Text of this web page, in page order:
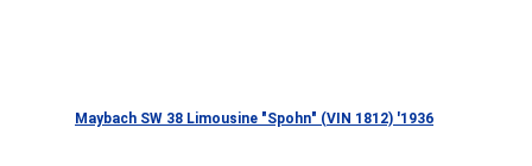
Maybach SW 38 Limousine "Spohn" (VIN 1812) '1936